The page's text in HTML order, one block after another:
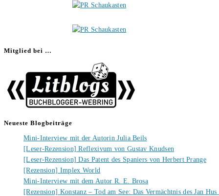
Mitglied bei …
Neueste Blogbeiträge
Mini-Interview mit der Autorin Julia Beils
[Leser-Rezension] Reflexivum von Gustav Knudsen
[Leser-Rezension] Das Patent des Spaniers von Herbert Prange
[Rezension] Implex World
Mini-Interview mit dem Autor R. E. Brosa
[Rezension] Konstanz – Tod am See: Das Vermächtnis des Jan